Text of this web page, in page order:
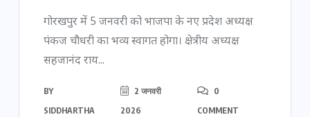
गोरखपुर में 5 जनवरी को भाजपा के नए प्रदेश अध्यक्ष
पंकज चौधरी का भव्य स्वागत होगा। क्षेत्रीय अध्यक्ष
सहजानंद राय...
BY
SIDDHARTHA
2 जनवरी
2026
0
COMMENT